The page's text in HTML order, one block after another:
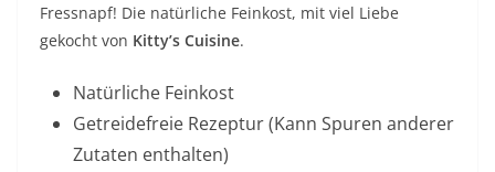
Fressnapf! Die natürliche Feinkost, mit viel Liebe
gekocht von Kitty’s Cuisine.
Natürliche Feinkost
Getreidefreie Rezeptur (Kann Spuren anderer
Zutaten enthalten)